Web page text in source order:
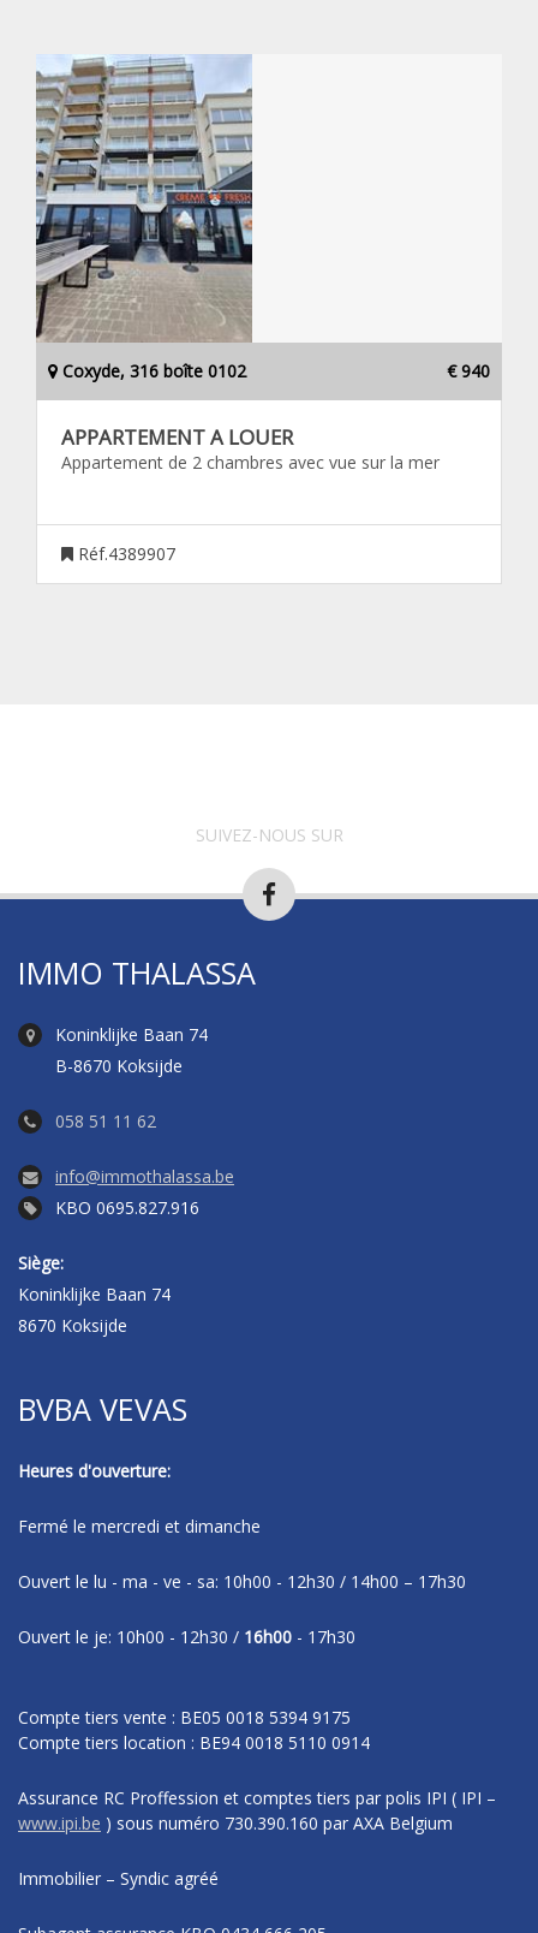
Coxyde, 316 boîte 0102 € 940
APPARTEMENT A LOUER
Appartement de 2 chambres avec vue sur la mer
Réf.4389907
SUIVEZ-NOUS SUR
IMMO THALASSA
Koninklijke Baan 74
B-8670 Koksijde
058 51 11 62
info@immothalassa.be
KBO 0695.827.916
Siège:
Koninklijke Baan 74
8670 Koksijde
BVBA VEVAS
Heures d'ouverture:
Fermé le mercredi et dimanche
Ouvert le lu - ma - ve - sa: 10h00 - 12h30 / 14h00 – 17h30
Ouvert le je: 10h00 - 12h30 / 16h00 - 17h30
Compte tiers vente : BE05 0018 5394 9175
Compte tiers location : BE94 0018 5110 0914
Assurance RC Proffession et comptes tiers par polis IPI ( IPI –
www.ipi.be ) sous numéro 730.390.160 par AXA Belgium
Immobilier – Syndic agréé